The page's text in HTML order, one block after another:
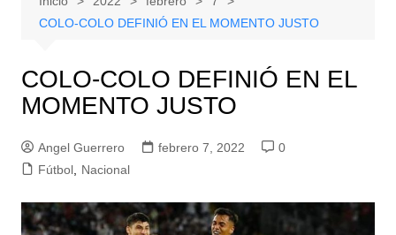
COLO-COLO DEFINIÓ EN EL MOMENTO JUSTO
COLO-COLO DEFINIÓ EN EL
MOMENTO JUSTO
Angel Guerrero febrero 7, 2022
0
Fútbol, Nacional